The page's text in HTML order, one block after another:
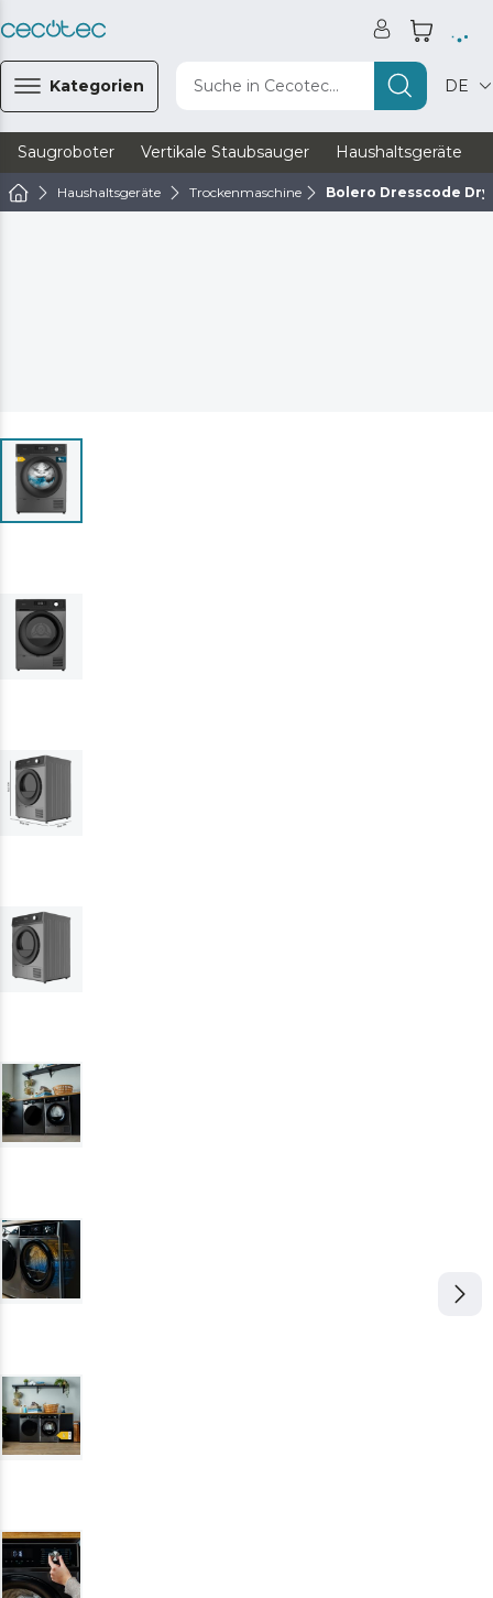
Kategorien Suche in Cecotec... DE
Saugroboter Vertikale Staubsauger Haushaltsgeräte
Haushaltsgeräte Trockenmaschine Bolero Dresscode